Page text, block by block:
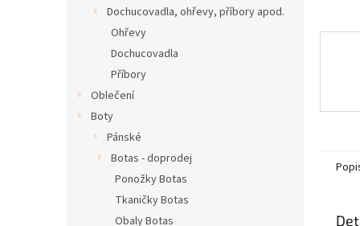
Dochucovadla, ohřevy, příbory apod.
Ohřevy
Dochucovadla
Příbory
Oblečení
Boty
Pánské
Botas - doprodej
Ponožky Botas
Tkaničky Botas
Obaly Botas